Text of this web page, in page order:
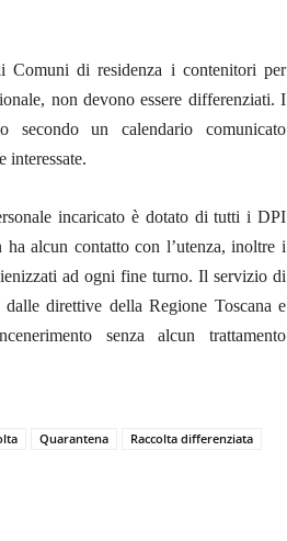
Comuni di residenza i contenitori per
non devono essere differenziati. I
secondo un calendario comunicato
interessate.
incaricato è dotato di tutti i DPI
alcun contatto con l’utenza, inoltre i
ad ogni fine turno. Il servizio di
direttive della Regione Toscana e
senza alcun trattamento
Quarantena
Raccolta differenziata